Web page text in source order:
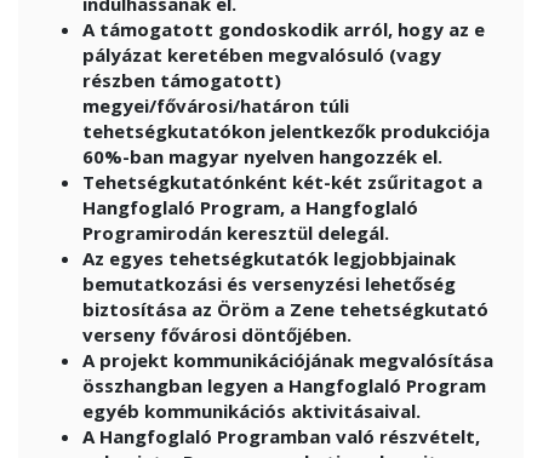
A támogatott gondoskodik arról, hogy az e
pályázat keretében megvalósuló (vagy
részben támogatott)
megyei/fővárosi/határon túli
tehetségkutatókon jelentkezők produkciója
60%-ban magyar nyelven hangozzék el.
Tehetségkutatónként két-két zsűritagot a
Hangfoglaló Program, a Hangfoglaló
Programirodán keresztül delegál.
Az egyes tehetségkutatók legjobbjainak
bemutatkozási és versenyzési lehetőség
biztosítása az Öröm a Zene tehetségkutató
verseny fővárosi döntőjében.
A projekt kommunikációjának megvalósítása
összhangban legyen a Hangfoglaló Program
egyéb kommunikációs aktivitásaival.
A Hangfoglaló Programban való részvételt,